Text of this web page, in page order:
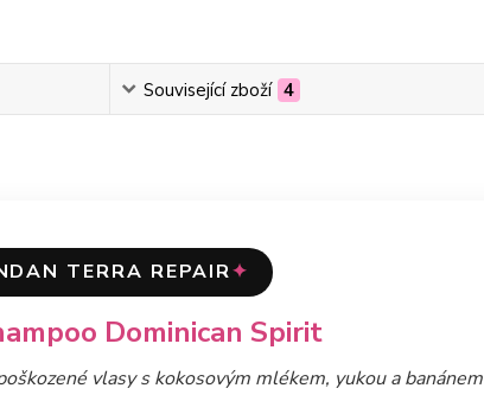
Související zboží 4
TERRA REPAIR✦
Dominican Spirit
vlasy s kokosovým mlékem, yukou a banánem